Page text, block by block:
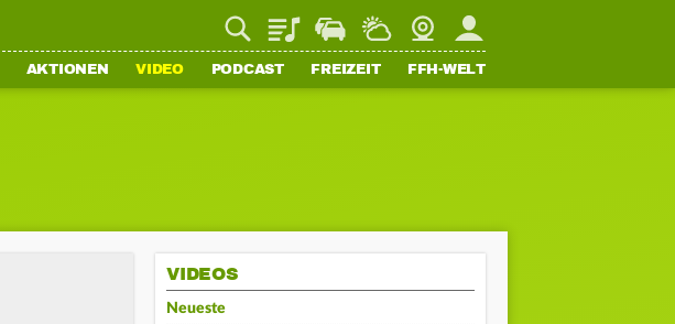
PlaylistStaupilotWetterWebcamMein FFH
AKTIONEN VIDEO PODCAST FREIZEIT FFH-WELT
VIDEOS
Neueste